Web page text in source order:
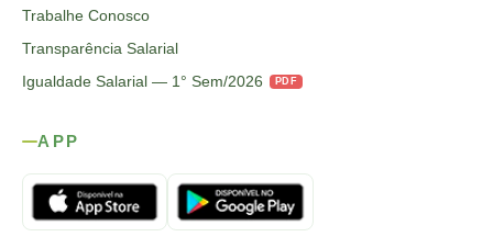
Trabalhe Conosco
Transparência Salarial
Igualdade Salarial — 1° Sem/2026
PDF
APP